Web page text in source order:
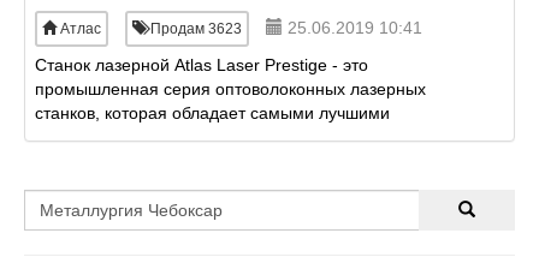
Атлас Продам 3623
25.06.2019 10:41
Станок лазерной Atlas Laser Prestige - это
промышленная серия оптоволоконных лазерных
станков, которая обладает самыми лучшими
характеристиками производительности, скорости,